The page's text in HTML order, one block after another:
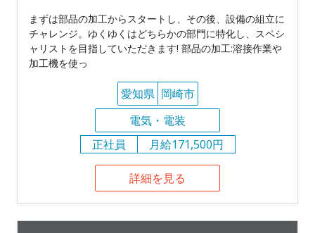
まずは部品の加工からスタートし、その後、設備の組立に
チャレンジ。ゆくゆくはどちらかの部門に特化し、スペシ
ャリストを目指していただきます! 部品の加工:溶接作業や
加工機を使っ
愛知県 岡崎市
電気・電装
正社員
月給171,500円
詳細を見る